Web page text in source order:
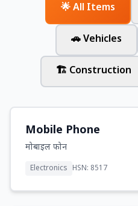
🌟 All Items
🚗 Vehicles
🏗️ Construction
Mobile Phone
मोबाइल फोन
Electronics HSN: 8517